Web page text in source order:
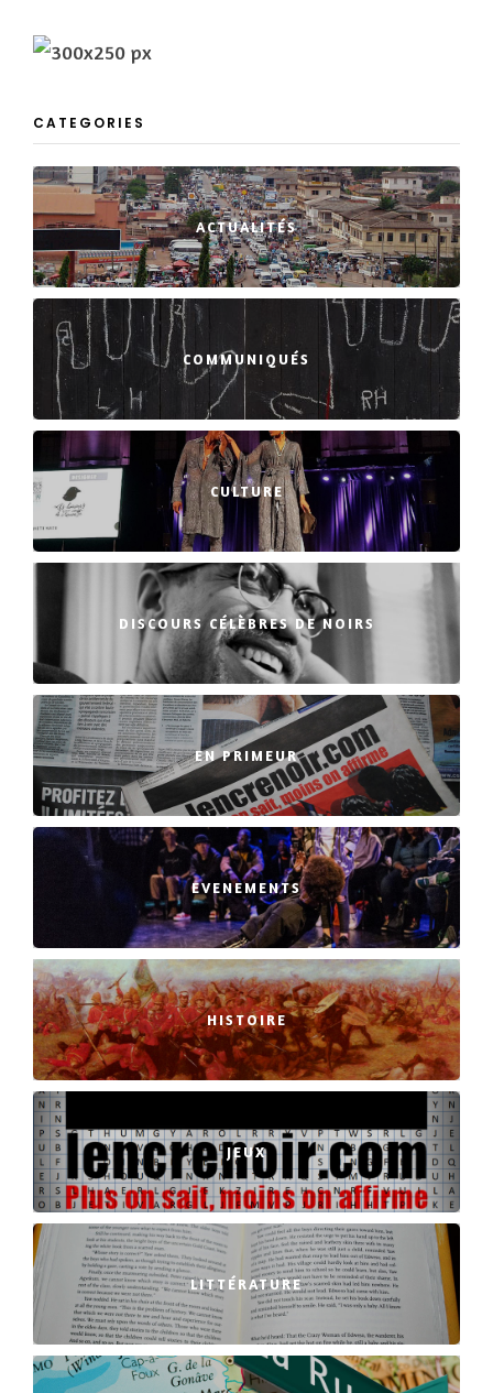
CATEGORIES
ACTUALITÉS
COMMUNIQUÉS
CULTURE
DISCOURS CÉLÈBRES DE NOIRS
EN PRIMEUR
EVENEMENTS
HISTOIRE
JEUX
LITTÉRATURE